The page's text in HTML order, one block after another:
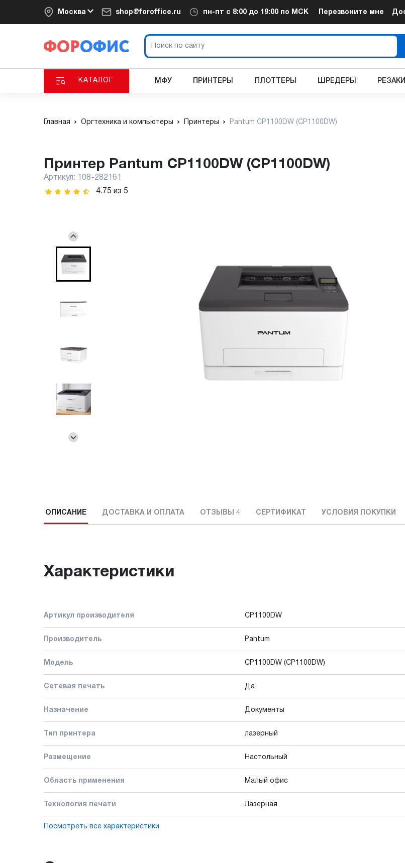
Москва shop@foroffice.ru пн-пт с 8:00 до 19:00 по МСК Перезвоните мне
КАТАЛОГ МФУ ПРИНТЕРЫ ПЛОТТЕРЫ ШРЕДЕРЫ РЕЗАКИ
Главная Оргтехника и компьютеры Принтеры Pantum CP1100DW (CP1100DW)
Принтер Pantum CP1100DW (CP1100DW)
Артикул:
108-282161
4.75 из 5
ОПИСАНИЕ ДОСТАВКА И ОПЛАТА ОТЗЫВЫ 4 СЕРТИФИКАТ УСЛОВИЯ ПОКУПКИ
Характеристики
Артикул производителя CP1100DW
Производитель Pantum
Модель CP1100DW (CP1100DW)
Сетевая печать Да
Назначение Документы
Тип принтера лазерный
Размещение Настольный
Область применения Малый офис
Технология печати Лазерная
Посмотреть все характеристики